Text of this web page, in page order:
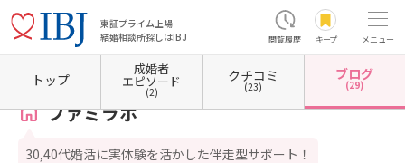
東証プライム上場
結婚相談所探しはIBJ
閲覧履歴 キープ メニュー
ホーム 山口県の結婚相談所 山口県光市 ファミラボ カウンセラーブログ一覧
ファミラボ
30,40代婚活に実体験を活かした伴走型サポート！
トップ
成婚者
エピソード
(2)
クチコミ
(23)
ブログ
(29)